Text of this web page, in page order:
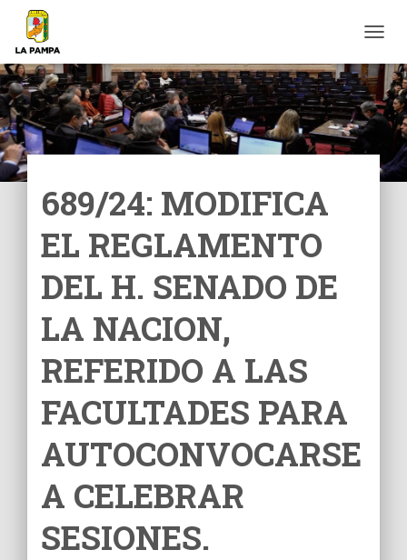
A
M
B
I
M
O
689/24: MODIFICA
EL REGLAMENTO
DEL H. SENADO DE
LA NACION,
REFERIDO A LAS
FACULTADES PARA
AUTOCONVOCARSE
A CELEBRAR
SESIONES.